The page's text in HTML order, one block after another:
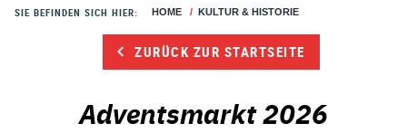
SIE BEFINDEN SICH HIER: HOME / KULTUR & HISTORIE
ZURÜCK ZUR STARTSEITE
Adventsmarkt 2026